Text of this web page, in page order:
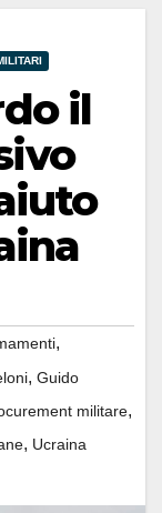
il
,
, Guido
militare,
, Ucraina